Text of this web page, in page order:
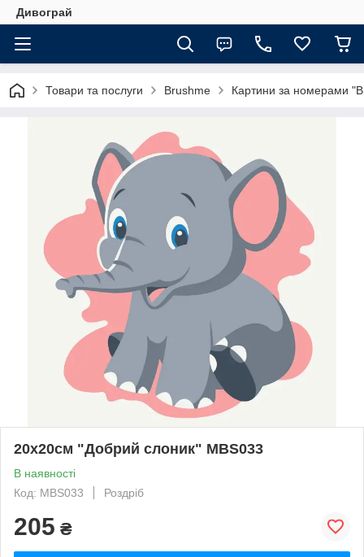
Дивограй
Товари та послуги Brushme Картини за номерами
20x20см "Добрий слоник" MBS033
В наявності
Код: MBS033
Роздріб
205 ₴